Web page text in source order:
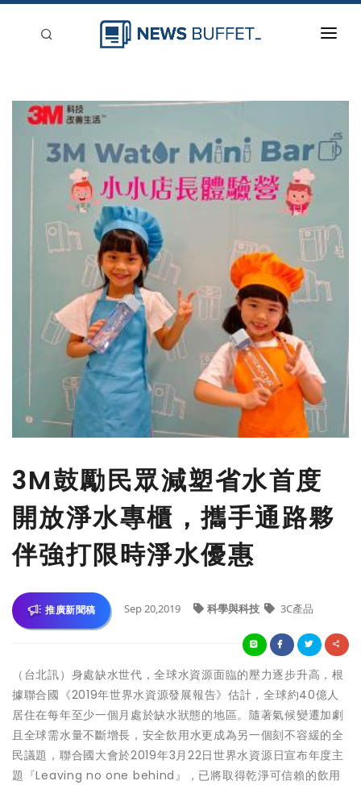
新聞稿分類
登入
刊登
3M鼓勵民眾減塑省水首度
開放淨水專櫃，攜手通路夥
伴強打限時淨水優惠
推廣新聞稿 Sep 20,2019 科學與科技 3C產品
（台北訊）身處缺水世代，全球水資源面臨的壓力逐步升高， 根
據聯合國《2019年世界水資源發展報告》估計，全球約40億人
居住在每年至少一個月處於缺水狀態的地區。 隨著氣候變遷加劇
且全球需水量不斷增長， 安全飲用水更成為另一個刻不容緩的全
民議題，聯合國大會於2019年3月22日世界水資源日宣布年度主
題『Leaving no one behind』，已將取得乾淨可信賴的飲用